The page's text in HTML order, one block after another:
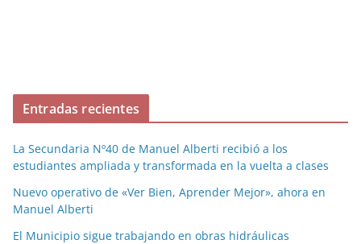
Entradas recientes
La Secundaria Nº40 de Manuel Alberti recibió a los
estudiantes ampliada y transformada en la vuelta a clases
Nuevo operativo de «Ver Bien, Aprender Mejor», ahora en
Manuel Alberti
El Municipio sigue trabajando en obras hidráulicas